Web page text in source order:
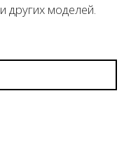
и других моделей.